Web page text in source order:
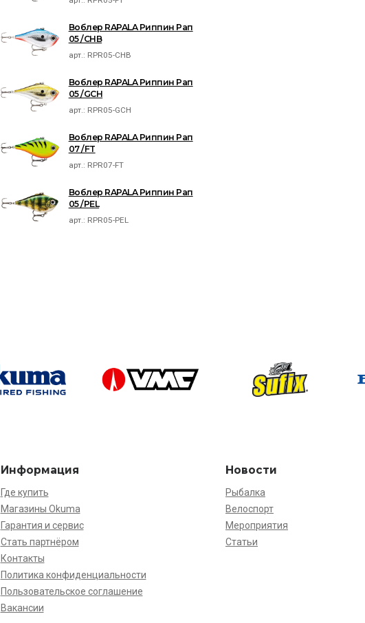
Воблер RAPALA Риппин Рап
05 /CHB
арт.: RPR05-CHB
Воблер RAPALA Риппин Рап
05 /GCH
арт.: RPR05-GCH
Воблер RAPALA Риппин Рап
07 /FT
арт.: RPR07-FT
Воблер RAPALA Риппин Рап
05 /PEL
арт.: RPR05-PEL
Информация
Где купить
Магазины Okuma
Гарантия и сервис
Стать партнёром
Контакты
Политика конфиденциальности
Пользовательское соглашение
Вакансии
Новости
Рыбалка
Велоспорт
Мероприятия
Статьи